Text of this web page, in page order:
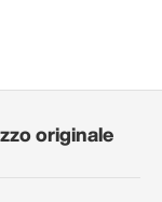
originale